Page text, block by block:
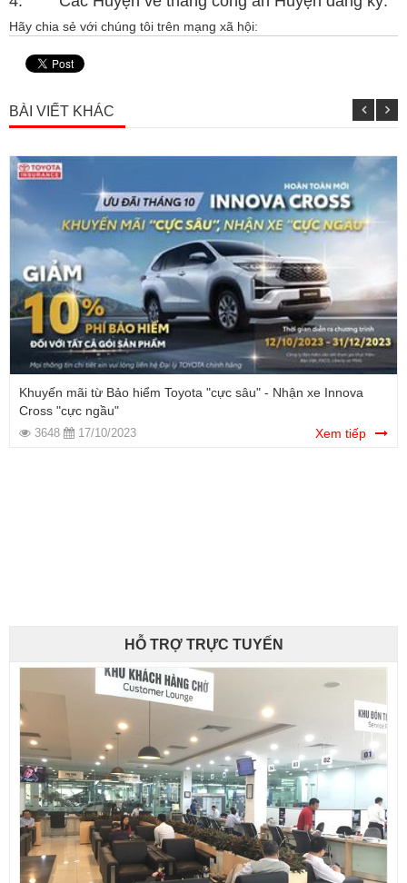
Hãy chia sẻ với chúng tôi trên mạng xã hội:
BÀI VIẾT KHÁC
Khuyến mãi từ Bảo hiểm Toyota "cực sâu" - Nhận xe Innova
Cross "cực ngầu"
3648 17/10/2023 Xem tiếp
HỖ TRỢ TRỰC TUYẾN